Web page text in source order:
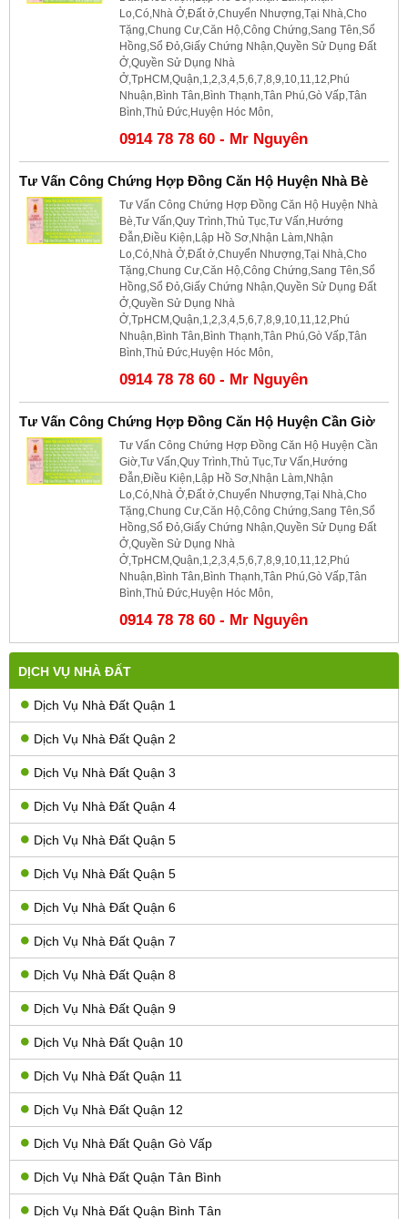
DỊCH VỤ NHÀ ĐẤT
Dịch Vụ Nhà Đất Quận 1
Dịch Vụ Nhà Đất Quận 2
Dịch Vụ Nhà Đất Quận 3
Dịch Vụ Nhà Đất Quận 4
Dịch Vụ Nhà Đất Quận 5
Dịch Vụ Nhà Đất Quận 5
Dịch Vụ Nhà Đất Quận 6
Dịch Vụ Nhà Đất Quận 7
Dịch Vụ Nhà Đất Quận 8
Dịch Vụ Nhà Đất Quận 9
Dịch Vụ Nhà Đất Quận 10
Dịch Vụ Nhà Đất Quận 11
Dịch Vụ Nhà Đất Quận 12
Dịch Vụ Nhà Đất Quận Gò Vấp
Dịch Vụ Nhà Đất Quận Tân Bình
Dịch Vụ Nhà Đất Quận Bình Tân
Lo,Có,Nhà Ở,Đất ở,Chuyển Nhượng,Tại Nhà,Cho
Tặng,Chung Cư,Căn Hộ,Công Chứng,Sang Tên,Sổ
Hồng,Sổ Đỏ,Giấy Chứng Nhận,Quyền Sử Dụng Đất
Ở,Quyền Sử Dụng Nhà
Ở,TpHCM,Quận,1,2,3,4,5,6,7,8,9,10,11,12,Phú
Nhuận,Bình Tân,Bình Thạnh,Tân Phú,Gò Vấp,Tân
Bình,Thủ Đức,Huyện Hóc Môn,
0914 78 78 60 - Mr Nguyên
Tư Vấn Công Chứng Hợp Đồng Căn Hộ Huyện Nhà Bè
Tư Vấn Công Chứng Hợp Đồng Căn Hộ Huyện Nhà
Bè,Tư Vấn,Quy Trình,Thủ Tục,Tư Vấn,Hướng
Đẫn,Điều Kiện,Lập Hồ Sơ,Nhận Làm,Nhận
Lo,Có,Nhà Ở,Đất ở,Chuyển Nhượng,Tại Nhà,Cho
Tặng,Chung Cư,Căn Hộ,Công Chứng,Sang Tên,Sổ
Hồng,Sổ Đỏ,Giấy Chứng Nhận,Quyền Sử Dụng Đất
Ở,Quyền Sử Dụng Nhà
Ở,TpHCM,Quận,1,2,3,4,5,6,7,8,9,10,11,12,Phú
Nhuận,Bình Tân,Bình Thạnh,Tân Phú,Gò Vấp,Tân
Bình,Thủ Đức,Huyện Hóc Môn,
0914 78 78 60 - Mr Nguyên
Tư Vấn Công Chứng Hợp Đồng Căn Hộ Huyện Cần Giờ
Tư Vấn Công Chứng Hợp Đồng Căn Hộ Huyện Cần
Giờ,Tư Vấn,Quy Trình,Thủ Tục,Tư Vấn,Hướng
Đẫn,Điều Kiện,Lập Hồ Sơ,Nhận Làm,Nhận
Lo,Có,Nhà Ở,Đất ở,Chuyển Nhượng,Tại Nhà,Cho
Tặng,Chung Cư,Căn Hộ,Công Chứng,Sang Tên,Sổ
Hồng,Sổ Đỏ,Giấy Chứng Nhận,Quyền Sử Dụng Đất
Ở,Quyền Sử Dụng Nhà
Ở,TpHCM,Quận,1,2,3,4,5,6,7,8,9,10,11,12,Phú
Nhuận,Bình Tân,Bình Thạnh,Tân Phú,Gò Vấp,Tân
Bình,Thủ Đức,Huyện Hóc Môn,
0914 78 78 60 - Mr Nguyên